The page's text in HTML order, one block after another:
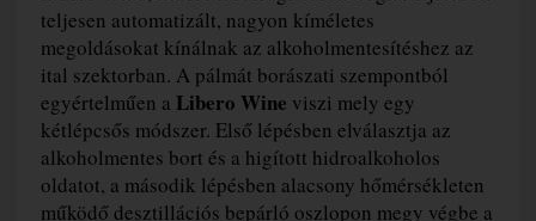
teljesen automatizált, nagyon kíméletes
megoldásokat kínálnak az alkoholmentesítéshez az
ital szektorban. A pálmát borászati szempontból
egyértelműen a Libero Wine viszi mely egy
kétlépcsős módszer. Első lépésben elválasztja az
alkoholmentes bort és a higított hidroalkoholos
oldatot, a második lépésben alacsony hőmérsékleten
működő desztillációs bepárló oszlopon megy végbe a